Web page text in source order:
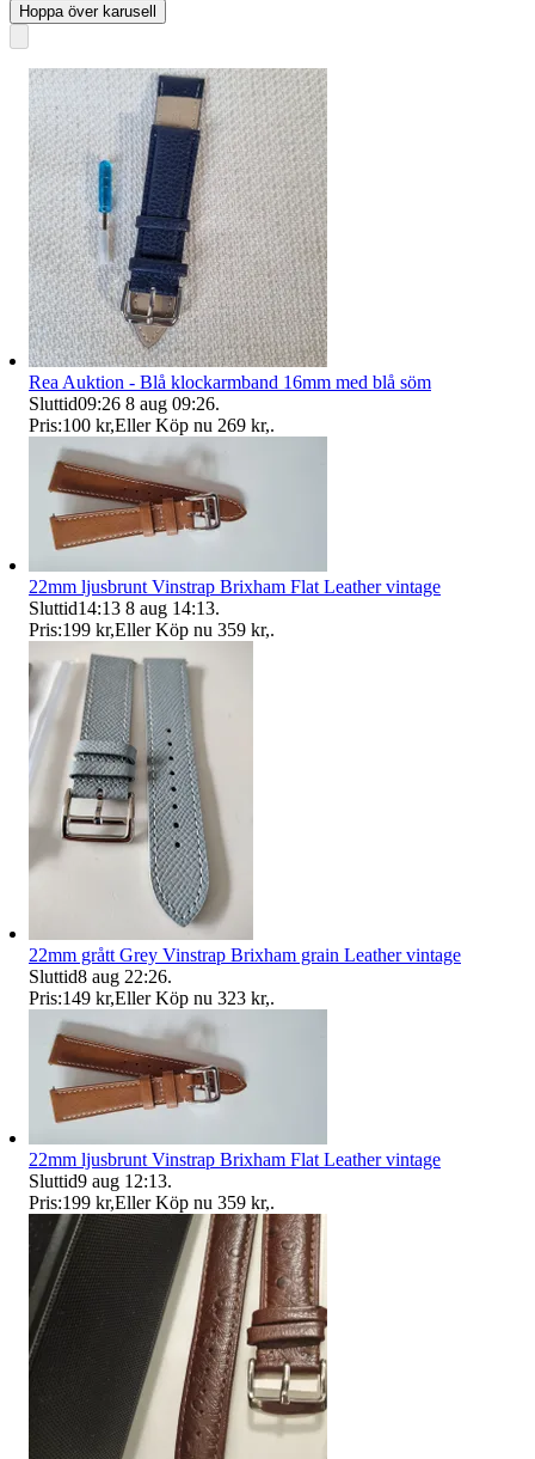
Hoppa över karusell
Rea Auktion - Blå klockarmband 16mm med blå söm
Sluttid09:26 8 aug 09:26.
Pris:100 kr,Eller Köp nu 269 kr,.
22mm ljusbrunt Vinstrap Brixham Flat Leather vintage
Sluttid14:13 8 aug 14:13.
Pris:199 kr,Eller Köp nu 359 kr,.
22mm grått Grey Vinstrap Brixham grain Leather vintage
Sluttid8 aug 22:26.
Pris:149 kr,Eller Köp nu 323 kr,.
22mm ljusbrunt Vinstrap Brixham Flat Leather vintage
Sluttid9 aug 12:13.
Pris:199 kr,Eller Köp nu 359 kr,.